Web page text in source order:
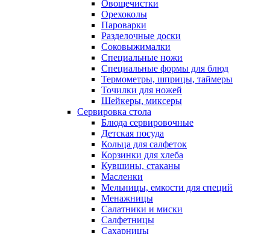
Овощечистки
Орехоколы
Пароварки
Разделочные доски
Соковыжималки
Специальные ножи
Специальные формы для блюд
Термометры, шприцы, таймеры
Точилки для ножей
Шейкеры, миксеры
Сервировка стола
Блюда сервировочные
Детская посуда
Кольца для салфеток
Корзинки для хлеба
Кувшины, стаканы
Масленки
Мельницы, емкости для специй
Менажницы
Салатники и миски
Салфетницы
Сахарницы